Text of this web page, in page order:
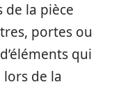
de la pièce
portes ou
qui
de la